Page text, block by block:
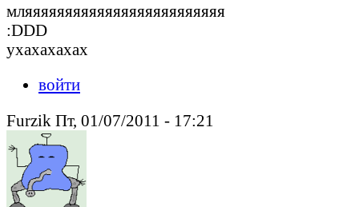
мляяяяяяяяяяяяяяяяяяяяяяяяя
:DDD
ухахахахах
войти
Furzik Пт, 01/07/2011 - 17:21